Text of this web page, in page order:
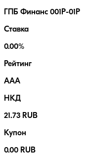
ГПБ Финанс 001Р-01Р
Ставка
0.00%
Рейтинг
AAA
НКД
21.73 RUB
Купон
0.00 RUB